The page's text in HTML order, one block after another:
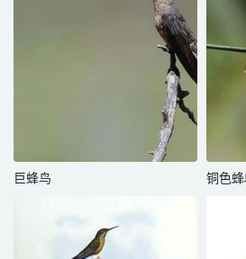
巨蜂鸟 铜色蜂